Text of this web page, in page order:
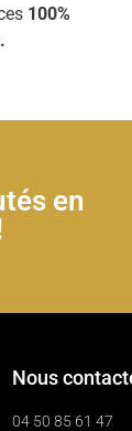
100%
en
Nous
04 50 85 61 47